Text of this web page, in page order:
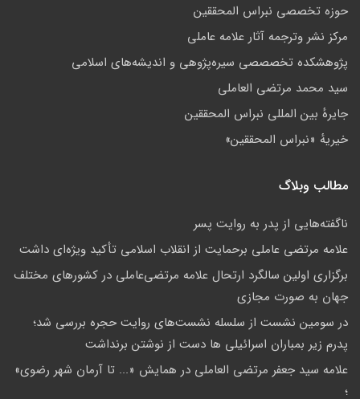
حوزه تخصصی نبراس المحققین
مركز نشر وترجمه آثار علامه عاملی
پژوهشكده تخصصصى سیره‌پژوهی و اندیشه‌های اسلامی
سید محمد مرتضی العاملی
جايرهٔ بین المللی نبراس المحققین
خيريهٔ «نبراس المحققين»
مطالب وبلاگ
ناگفته‌هایی از پدر به روایت پسر
علامه مرتضی عاملی برحمایت از انقلاب اسلامی تأکید ویژه‌ای داشت
برگزاری اولین سالگرد ارتحال علامه مرتضی‌عاملی در کشورهای مختلف
جهان به صورت مجازی
در سومین نشست از سلسله نشست‌های روایت حجره بررسی شد؛
پدرم زیر بمباران اسرائیلی ها دست از نوشتن برنداشت
علامه سيد جعفر مرتضي العاملي در همايش «... تا آرمان شهر رضوي»
؛